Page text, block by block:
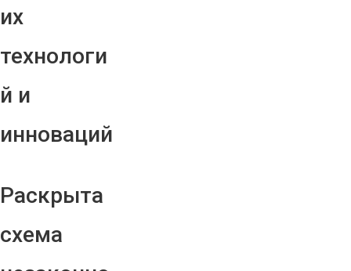
их
технологи
й и
инноваций
Раскрыта
схема